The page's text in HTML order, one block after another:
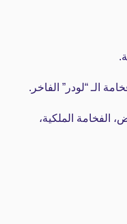
الـ “لودر” الفاخر.
الفخامة الملكية،